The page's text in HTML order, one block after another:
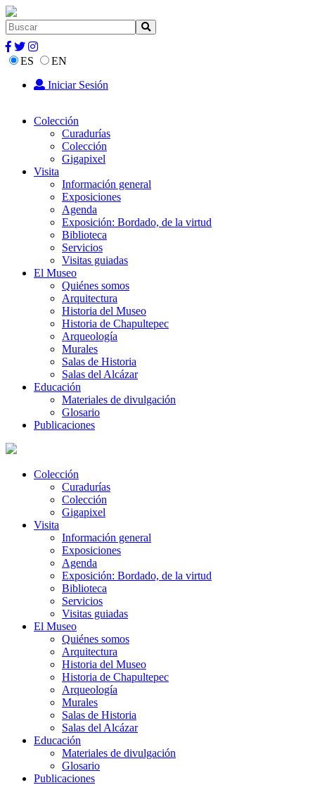
ES
EN
Iniciar Sesión
Colección
Curadurías
Colección
Gigapixel
Visita
Información general
Exposiciones
Agenda
Exposición: Bordado, de la virtud
Biblioteca
Servicios
Visitas guiadas
El Museo
Quiénes somos
Arquitectura
Historia del Museo
Historia de Chapultepec
Arqueología
Murales
Salas de Historia
Salas del Alcázar
Educación
Materiales de divulgación
Glosario
Publicaciones
Colección
Curadurías
Colección
Gigapixel
Visita
Información general
Exposiciones
Agenda
Exposición: Bordado, de la virtud
Biblioteca
Servicios
Visitas guiadas
El Museo
Quiénes somos
Arquitectura
Historia del Museo
Historia de Chapultepec
Arqueología
Murales
Salas de Historia
Salas del Alcázar
Educación
Materiales de divulgación
Glosario
Publicaciones